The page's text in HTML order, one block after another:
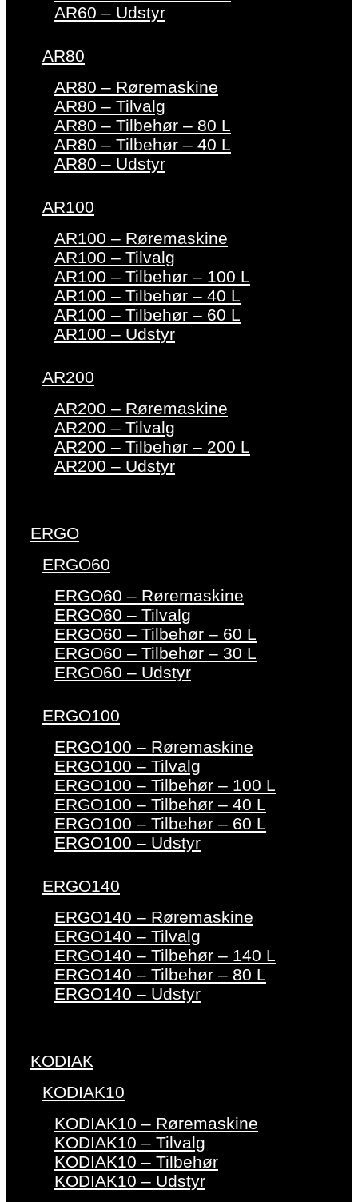
AR60 – Udstyr
AR80
AR80 – Røremaskine
AR80 – Tilvalg
AR80 – Tilbehør – 80 L
AR80 – Tilbehør – 40 L
AR80 – Udstyr
AR100
AR100 – Røremaskine
AR100 – Tilvalg
AR100 – Tilbehør – 100 L
AR100 – Tilbehør – 40 L
AR100 – Tilbehør – 60 L
AR100 – Udstyr
AR200
AR200 – Røremaskine
AR200 – Tilvalg
AR200 – Tilbehør – 200 L
AR200 – Udstyr
ERGO
ERGO60
ERGO60 – Røremaskine
ERGO60 – Tilvalg
ERGO60 – Tilbehør – 60 L
ERGO60 – Tilbehør – 30 L
ERGO60 – Udstyr
ERGO100
ERGO100 – Røremaskine
ERGO100 – Tilvalg
ERGO100 – Tilbehør – 100 L
ERGO100 – Tilbehør – 40 L
ERGO100 – Tilbehør – 60 L
ERGO100 – Udstyr
ERGO140
ERGO140 – Røremaskine
ERGO140 – Tilvalg
ERGO140 – Tilbehør – 140 L
ERGO140 – Tilbehør – 80 L
ERGO140 – Udstyr
KODIAK
KODIAK10
KODIAK10 – Røremaskine
KODIAK10 – Tilvalg
KODIAK10 – Tilbehør
KODIAK10 – Udstyr